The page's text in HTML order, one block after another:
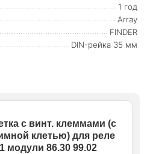
1 год
Array
FINDER
DIN-рейка 35 мм
с винт. клеммами (с
клетью) для реле
модули 86.30 99.02